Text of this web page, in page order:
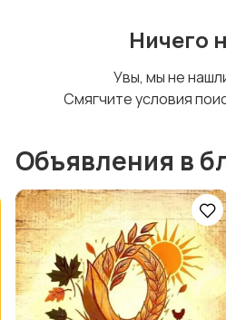
Ничего
Увы, мы не
Смягчите условия
Объявления в